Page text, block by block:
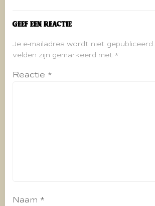
Geef een reactie
Je e-mailadres wordt niet gepubliceerd.
velden zijn gemarkeerd met *
Reactie *
Naam *